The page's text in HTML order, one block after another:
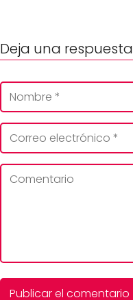
Deja una respuesta